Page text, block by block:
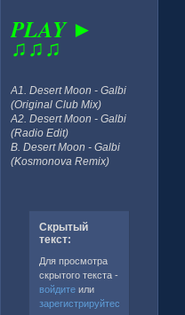
PLAY ►
♫♫♫
A1. Desert Moon - Galbi
(Original Club Mix)
A2. Desert Moon - Galbi
(Radio Edit)
B. Desert Moon - Galbi
(Kosmonova Remix)
Скрытый
текст:
Для просмотра
скрытого текста -
войдитеили
зарегистрируйтесь